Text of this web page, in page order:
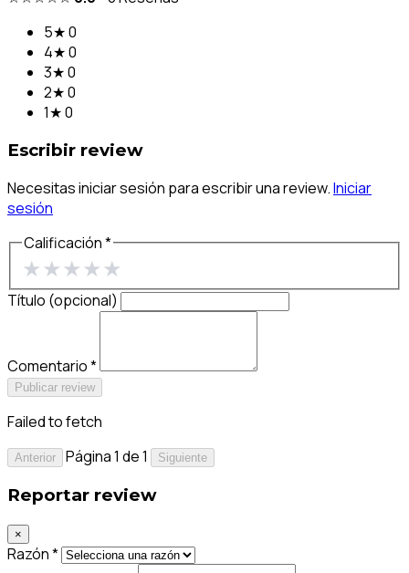
5★0
4★0
3★0
2★0
1★0
Escribir review
Necesitas iniciar sesión para escribir una review.Iniciar
sesión
Calificación *
★★★★★
Título (opcional)
Comentario *
Publicar review
Failed to fetch
Anterior Página 1 de 1 Siguiente
Reportar review
×
Razón *